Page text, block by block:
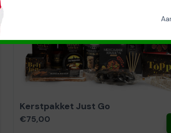
Kerstpakket Just Go
€75,00